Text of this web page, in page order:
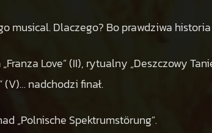
Dlaczego? Bo prawdziwa
Love” (II), rytualny „Deszczowy
(V)… nadchodzi finał.
„Polnische Spektrumstörung”.